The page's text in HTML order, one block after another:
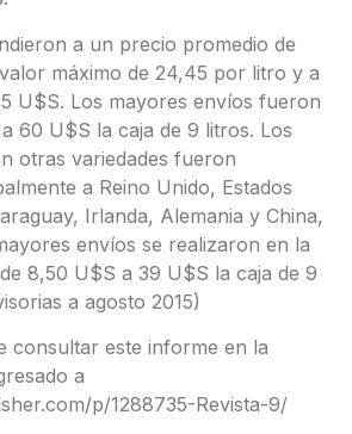
a un precio promedio de
máximo de 24,45 por litro y a
U$S. Los mayores envíos fueron
60 U$S la caja de 9 litros. Los
otras variedades fueron
a Reino Unido, Estados
Irlanda, Alemania y China,
envíos se realizaron en la
8,50 U$S a 39 U$S la caja de 9
a agosto 2015)
consultar este informe en la
a
p/1288735-Revista-9/